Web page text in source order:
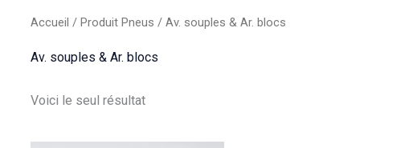
Accueil / Produit Pneus / Av. souples & Ar. blocs
Av. souples & Ar. blocs
Voici le seul résultat